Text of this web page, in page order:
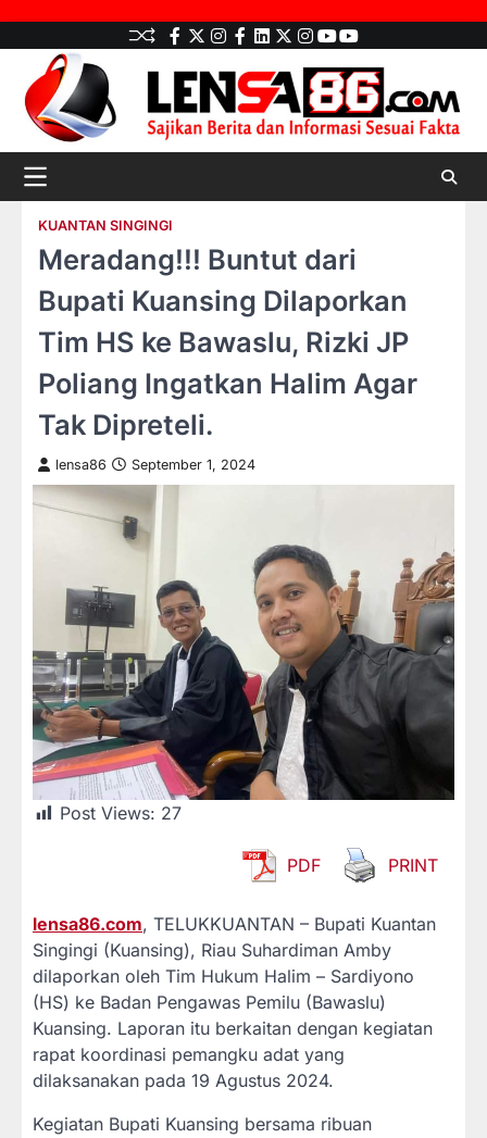
content
facebook
Twitter
instagram
Facebook
LinkedIn
twitter
Instagram
youtube
youtube
KUANTAN SINGINGI
Meradang!!! Buntut dari
Bupati Kuansing Dilaporkan
Tim HS ke Bawaslu, Rizki JP
Poliang Ingatkan Halim Agar
Tak Dipreteli.
lensa86 September 1, 2024
Post Views: 27
PDF PRINT
lensa86.com, TELUKKUANTAN – Bupati Kuantan
Singingi (Kuansing), Riau Suhardiman Amby
dilaporkan oleh Tim Hukum Halim – Sardiyono
(HS) ke Badan Pengawas Pemilu (Bawaslu)
Kuansing. Laporan itu berkaitan dengan kegiatan
rapat koordinasi pemangku adat yang
dilaksanakan pada 19 Agustus 2024.
Kegiatan Bupati Kuansing bersama ribuan